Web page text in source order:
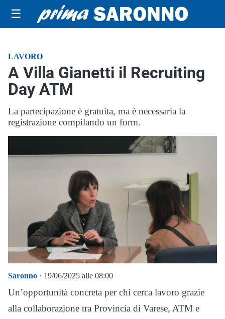
☰
LAVORO
A Villa Gianetti il Recruiting
Day ATM
La partecipazione è gratuita, ma è necessaria la
registrazione compilando un form.
Saronno · 19/06/2025 alle 08:00
Un’opportunità concreta per chi cerca lavoro grazie
alla collaborazione tra Provincia di Varese, ATM e